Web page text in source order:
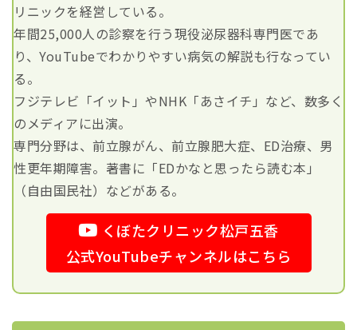
リニックを経営している。
年間25,000人の診察を行う現役泌尿器科専門医であ
り、YouTubeでわかりやすい病気の解説も行なってい
る。
フジテレビ「イット」やNHK「あさイチ」など、数多く
のメディアに出演。
専門分野は、前立腺がん、前立腺肥大症、ED治療、男
性更年期障害。著書に「EDかなと思ったら読む本」
（自由国民社）などがある。
くぼたクリニック松戸五香
公式YouTubeチャンネルはこちら